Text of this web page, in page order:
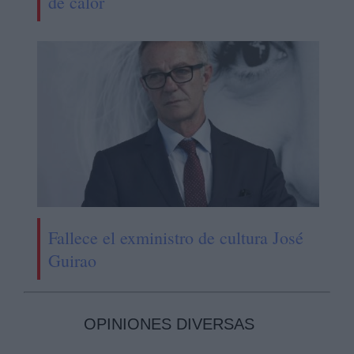
Fallece el exministro de cultura José
Guirao
OPINIONES DIVERSAS